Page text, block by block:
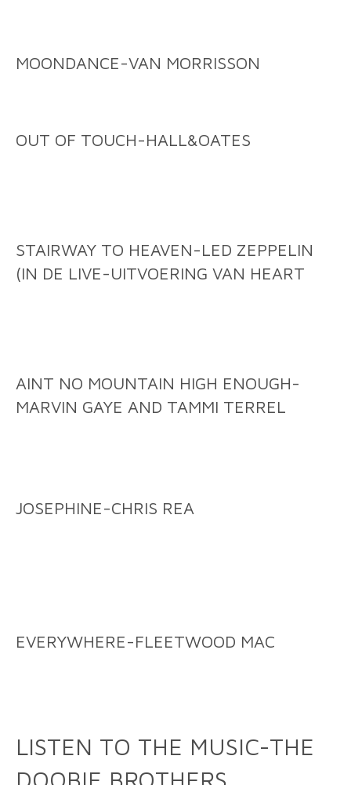
MOONDANCE-VAN MORRISSON
OUT OF TOUCH-HALL&OATES
STAIRWAY TO HEAVEN-LED ZEPPELIN
(IN DE LIVE-UITVOERING VAN HEART
AINT NO MOUNTAIN HIGH ENOUGH-
MARVIN GAYE AND TAMMI TERREL
JOSEPHINE-CHRIS REA
EVERYWHERE-FLEETWOOD MAC
LISTEN TO THE MUSIC-THE
DOOBIE BROTHERS